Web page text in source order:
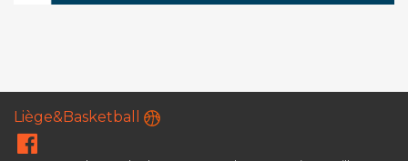
Liège&Basketball